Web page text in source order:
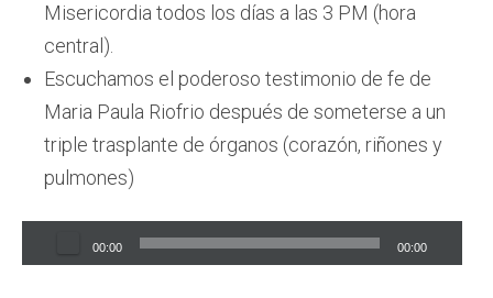
Misericordia todos los días a las 3 PM (hora
central).
Escuchamos el poderoso testimonio de fe de
Maria Paula Riofrio después de someterse a un
triple trasplante de órganos (corazón, riñones y
pulmones)
Player
00:00 00:00